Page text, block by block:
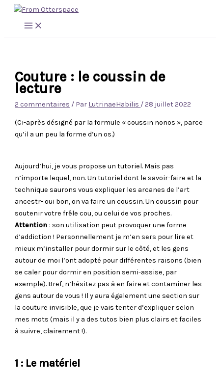
Aller
Couture : le coussin de
lecture
2 commentaires / Par LutrinaeHabilis /28 juillet 2022
(Ci-après désigné par la formule « coussin nonos », parce
qu’il a un peu la forme d’un os.)
Aujourd’hui, je vous propose un tutoriel. Mais pas
n’importe lequel, non. Un tutoriel dont le savoir-faire et la
technique saurons vous expliquer les arcanes de l’art
ancestr- oui bon, on va faire un coussin. Un coussin pour
soutenir votre frêle cou, ou celui de vos proches.
Attention : son utilisation peut provoquer une forme
d’addiction ! Personnellement je m’en sers pour lire et
mieux m’installer pour dormir sur le côté, et les gens
autour de moi l’ont adopté pour différentes raisons (bien
se caler pour dormir en position semi-assise, par
exemple). Bref, n’hésitez pas à en faire et contaminer les
gens autour de vous ! Il y aura également une section sur
la couture invisible, que je vais tenter d’expliquer selon
mes mots (mais il y a des tutos bien plus clairs et faciles
à suivre, clairement !).
1 : Le matériel